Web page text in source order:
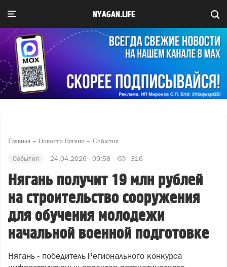
NYAGAN.LIFE
Главная Новости Нягани События
События 24.04.2026 - 09:58 316
Нягань получит 19 млн рублей
на строительство сооружения
для обучения молодежи
начальной военной подготовке
Нягань - победитель Регионального конкурса